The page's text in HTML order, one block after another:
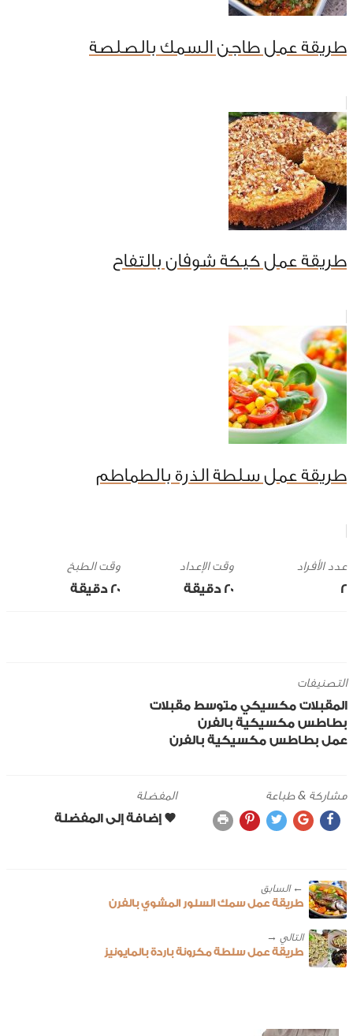
طريقة عمل طاجن السمك بالصلصة
طريقة عمل كيكة شوفان بالتفاح
طريقة عمل سلطة الذرة بالطماطم
2
وقت الإعداد
20 ‎دقيقة
وقت الطبخ
20 ‎دقيقة
التصنيفات
المقبلات مكسيكي متوسط مقبلات
بطاطس مكسيكية بالفرن
عمل بطاطس مكسيكية بالفرن
مشاركة & طباعة المفضلة
← ‎السابق
طريقة عمل سمك السلور المشوي بالفرن
طريقة عمل سلطة مكرونة باردة بالمايونيز